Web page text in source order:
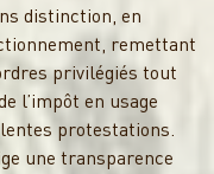
distinction, en
remettant
privilégiés tout
l’impôt en usage
protestations.
une transparence